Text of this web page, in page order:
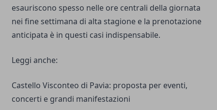
esauriscono spesso nelle ore centrali della giornata
nei fine settimana di alta stagione e la prenotazione
anticipata è in questi casi indispensabile.
Leggi anche:
Castello Visconteo di Pavia: proposta per eventi,
concerti e grandi manifestazioni